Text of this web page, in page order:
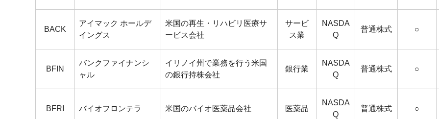
BACK
アイマック ホールデ
イングス
米国の再生・リハビリ医療サ
ービス会社
サービ
ス業
NASDA
Q
普通株式 ○
BFIN
バンクファイナンシ
ャル
イリノイ州で業務を行う米国
の銀行持株会社
銀行業
NASDA
Q
普通株式 ○
BFRI バイオフロンテラ 米国のバイオ医薬品会社 医薬品
NASDA
Q
普通株式 ○